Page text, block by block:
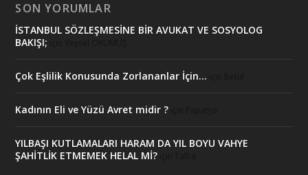
SON YORUMLAR
İSTANBUL SÖZLEŞMESİNE BİR AVUKAT VE SOSYOLOG
BAKIŞI;
Çok Eşlilik Konusunda Zorlananlar İçin…
Kadının Eli ve Yüzü Avret midir ?
YILBAŞI KUTLAMALARI HARAM DA YIL BOYU VAHYE
ŞAHİTLİK ETMEMEK HELAL Mİ?